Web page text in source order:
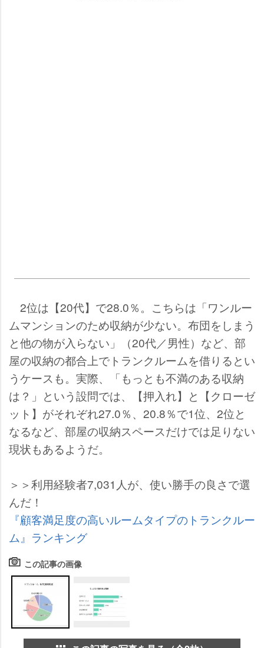
2位は【20代】で28.0％。こちらは「ワンルー
ムマンションのため収納が少ない。布団をしまう
と他の物が入らない」（20代／男性）など、部
屋の収納の都合上でトランクルームを借りるとい
うケースも。実際、「もっとも不満のある収納
は？」という設問では、【押入れ】と【クローゼ
ット】がそれぞれ27.0％、20.8％で1位、2位と
なるなど、部屋の収納スペースだけでは足りない
現状もあるようだ。
＞＞利用経験者7,031人が、使い勝手の良さで選
んだ！
『顧客満足度の高いルームタイプのトランクルー
ム』ランキング
この記事の画像